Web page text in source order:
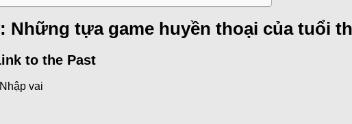
Những tựa game huyền thoại của tuổi
to the Past
vai